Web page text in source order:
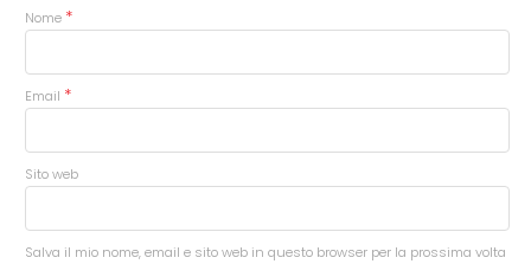
Nome *
Email *
Sito web
Salva il mio nome, email e sito web in questo browser per la prossima volta